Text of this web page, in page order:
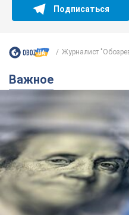
Подписаться
Журналист
Важное